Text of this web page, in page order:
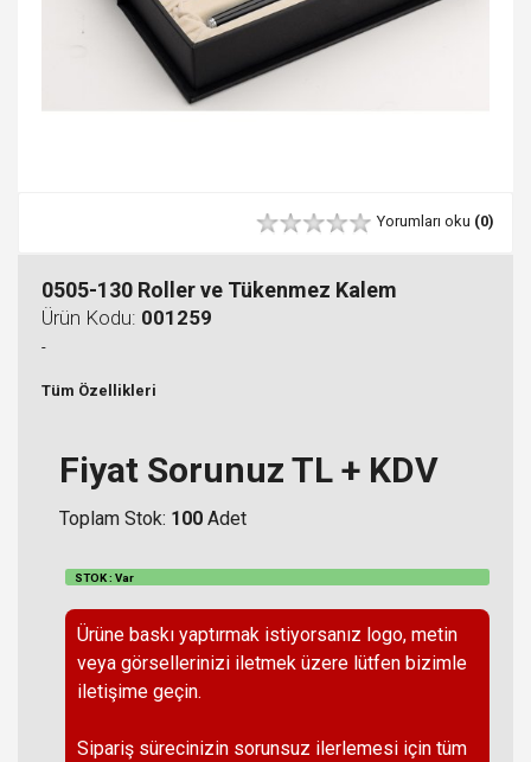
Yorumları oku (0)
0505-130 Roller ve Tükenmez Kalem
Ürün Kodu: 001259
-
Tüm Özellikleri
Fiyat Sorunuz TL + KDV
Toplam Stok: 100 Adet
STOK : Var
Ürüne baskı yaptırmak istiyorsanız logo, metin
veya görsellerinizi iletmek üzere lütfen bizimle
iletişime geçin.
Sipariş sürecinizin sorunsuz ilerlemesi için tüm